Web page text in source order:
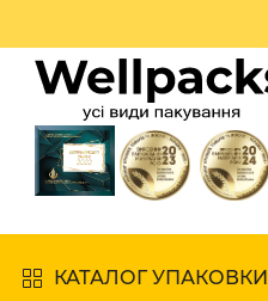
КАТАЛОГ УПАКОВКИ